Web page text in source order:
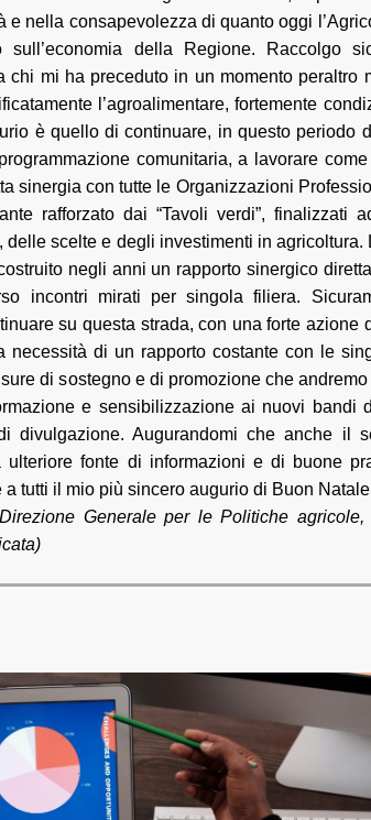
e nella consapevolezza di quanto oggi
della Regione. Raccolgo
chi mi ha preceduto in un momento peraltro
l’agroalimentare, fortemente
è quello di continuare, in questo periodo
comunitaria, a lavorare
sinergia con tutte le Organizzazioni
rafforzato dai “Tavoli verdi”, finalizzati
scelte e degli investimenti in agricoltura.
negli anni un rapporto sinergico
incontri mirati per singola filiera.
su questa strada, con una forte azione
necessità di un rapporto costante con le
di sostegno e di promozione che
e sensibilizzazione ai nuovi bandi
divulgazione. Augurandomi che anche il
fonte di informazioni e di buone
a tutti il mio più sincero augurio di Buon
Generale per le Politiche agricole,